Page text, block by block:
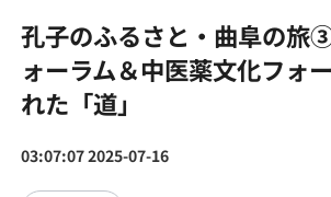
孔子のふるさと・曲阜の
ォーラム＆中医薬文化フォ
れた「道」
03:07:07 2025-07-16